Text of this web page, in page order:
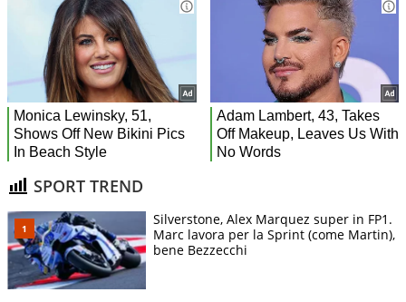
SPORT TREND
Silverstone, Alex Marquez super in FP1.
Marc lavora per la Sprint (come Martin),
bene Bezzecchi